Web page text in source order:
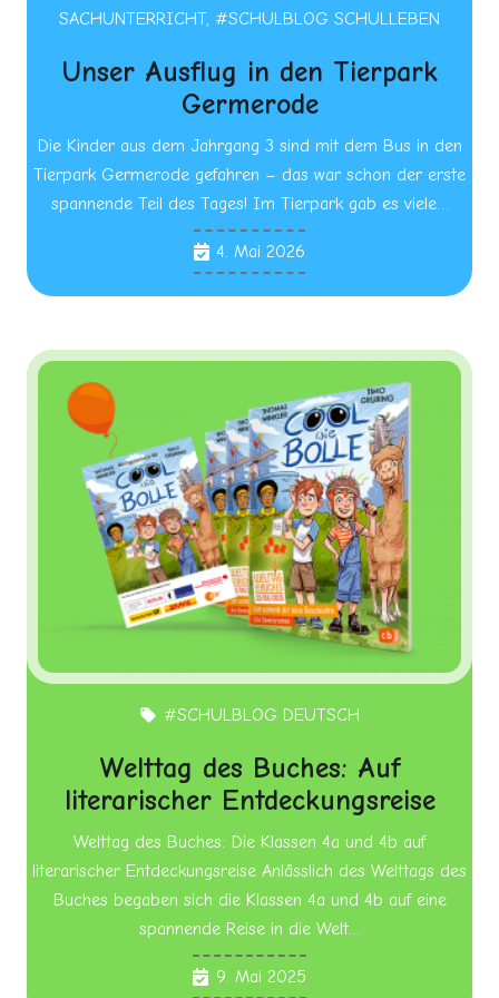
SACHUNTERRICHT, #SCHULBLOG SCHULLEBEN
Unser Ausflug in den Tierpark
Germerode
Die Kinder aus dem Jahrgang 3 sind mit dem Bus in den
Tierpark Germerode gefahren – das war schon der erste
spannende Teil des Tages! Im Tierpark gab es viele…
4. Mai 2026
local_offer #SCHULBLOG DEUTSCH
Welttag des Buches: Auf
literarischer Entdeckungsreise
Welttag des Buches: Die Klassen 4a und 4b auf
literarischer Entdeckungsreise Anlässlich des Welttags des
Buches begaben sich die Klassen 4a und 4b auf eine
spannende Reise in die Welt…
9. Mai 2025